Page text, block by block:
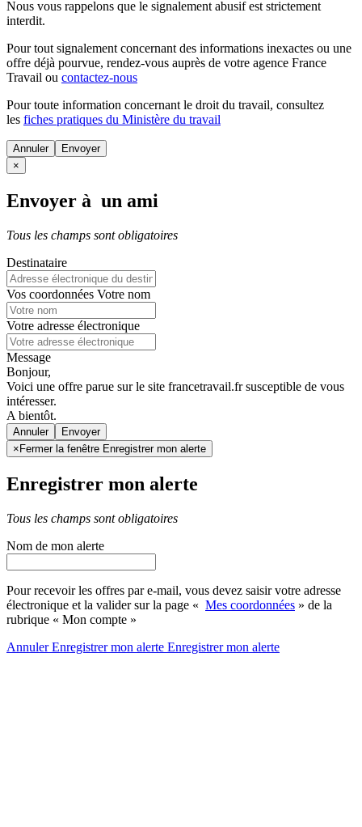
Nous vous rappelons que le signalement abusif est strictement
interdit.
Pour tout signalement concernant des informations inexactes ou une
offre déjà pourvue, rendez-vous auprès de votre agence France
Travail ou contactez-nous
Pour toute information concernant le droit du travail, consultez
les fiches pratiques du Ministère du travail
Annuler
×
Envoyer à un ami
Tous les champs sont obligatoires
Destinataire
Vos coordonnées Votre nom
Votre adresse électronique
Message
Bonjour,
Voici une offre parue sur le site francetravail.fr susceptible de vous
intéresser.
A bientôt.
Annuler
× Fermer la fenêtre Enregistrer mon alerte
Enregistrer mon alerte
Tous les champs sont obligatoires
Nom de mon alerte
Pour recevoir les offres par e-mail, vous devez saisir votre adresse
électronique et la valider sur la page « Mes coordonnées » de la
rubrique « Mon compte »
AnnulerEnregistrer mon alerte Enregistrermon alerte